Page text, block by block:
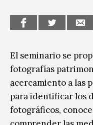
El seminario se
fotografías
acercamiento a las
para identificar los
fotográficos,